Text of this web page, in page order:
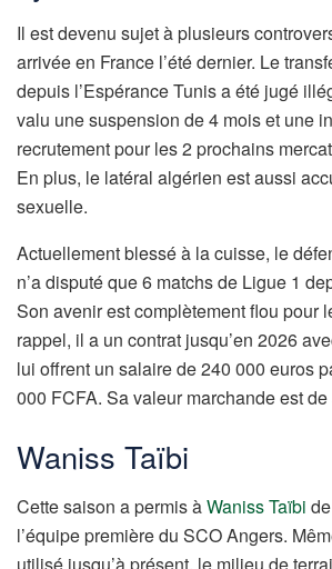
Il est devenu sujet à plusieurs
arrivée en France l’été dernier. Le
depuis l’Espérance Tunis a été jugé
valu une suspension de 4 mois et une
recrutement pour les 2 prochains
En plus, le latéral algérien est aussi
sexuelle.
Actuellement blessé à la cuisse, le
n’a disputé que 6 matchs de Ligue 1
Son avenir est complètement flou pour
rappel, il a un contrat jusqu’en 2026
lui offrent un salaire de 240 000 euros
000 FCFA. Sa valeur marchande est
Waniss Taïbi
Cette saison a permis àWaniss Taïbi
l’équipe première du SCO Angers.
utilisé jusqu’à présent, le milieu de